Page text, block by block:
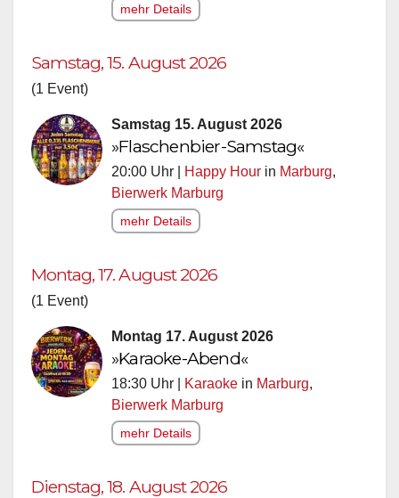
mehr Details
Samstag, 15. August 2026
(1 Event)
Samstag 15. August 2026
»Flaschenbier-Samstag«
20:00 Uhr | Happy Hour in Marburg,
Bierwerk Marburg
mehr Details
Montag, 17. August 2026
(1 Event)
Montag 17. August 2026
»Karaoke-Abend«
18:30 Uhr | Karaoke in Marburg,
Bierwerk Marburg
mehr Details
Dienstag, 18. August 2026